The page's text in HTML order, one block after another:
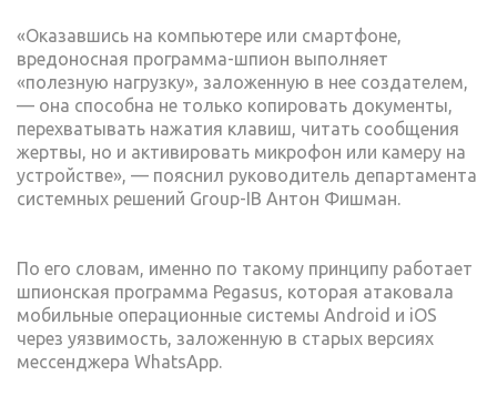
«Оказавшись на компьютере или смартфоне,
вредоносная программа-шпион выполняет
«полезную нагрузку», заложенную в нее создателем,
— она способна не только копировать документы,
перехватывать нажатия клавиш, читать сообщения
жертвы, но и активировать микрофон или камеру на
устройстве», — пояснил руководитель департамента
системных решений Group-IB Антон Фишман.
По его словам, именно по такому принципу работает
шпионская программа Pegasus, которая атаковала
мобильные операционные системы Android и iOS
через уязвимость, заложенную в старых версиях
мессенджера WhatsApp.